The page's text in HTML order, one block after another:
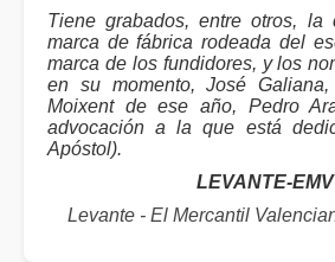
Tiene grabados, entre otros, la
marca de fábrica rodeada del
marca de los fundidores, y los
en su momento, José
Moixent de ese año, Pedro
advocación a la que está
Apóstol).
LEVANTE-EMV
Levante - El Mercantil